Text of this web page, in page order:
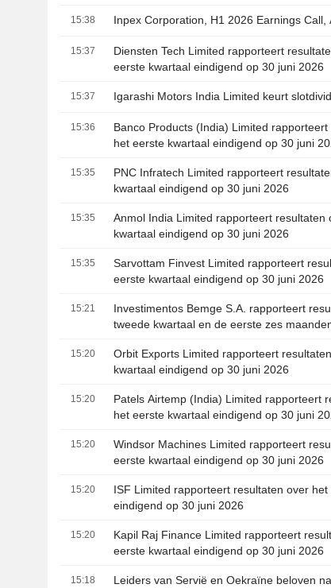
15:38 Inpex Corporation, H1 2026 Earnings Call,
15:37
Diensten Tech Limited rapporteert
eerste kwartaal eindigend op 30 juni 2026
15:37 Igarashi Motors India Limited keurt
15:36
Banco Products (India) Limited
het eerste kwartaal eindigend op 30 juni
15:35
PNC Infratech Limited rapporteert
kwartaal eindigend op 30 juni 2026
15:35
Anmol India Limited rapporteert resultaten
kwartaal eindigend op 30 juni 2026
15:35
Sarvottam Finvest Limited rapporteert
eerste kwartaal eindigend op 30 juni 2026
15:21
Investimentos Bemge S.A. rapporteert
tweede kwartaal en de eerste zes
15:20
Orbit Exports Limited rapporteert
kwartaal eindigend op 30 juni 2026
15:20
Patels Airtemp (India) Limited rapporteert
het eerste kwartaal eindigend op 30 juni
15:20
Windsor Machines Limited rapporteert
eerste kwartaal eindigend op 30 juni 2026
15:20
ISF Limited rapporteert resultaten over
eindigend op 30 juni 2026
15:20
Kapil Raj Finance Limited rapporteert
eerste kwartaal eindigend op 30 juni 2026
15:18
Leiders van Servië en Oekraïne beloven